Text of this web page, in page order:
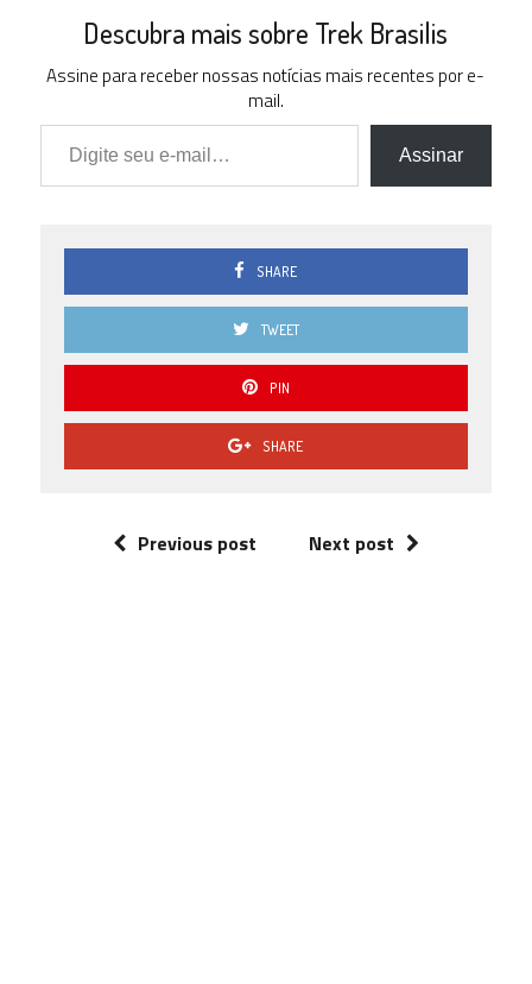
Descubra mais sobre Trek Brasilis
Assine para receber nossas notícias mais recentes por e-
mail.
Digite seu e-mail…
Assinar
SHARE
TWEET
PIN
SHARE
Previous post Next post